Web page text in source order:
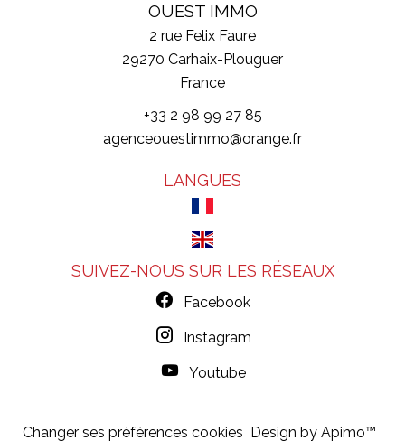
OUEST IMMO
2 rue Felix Faure
29270 Carhaix-Plouguer
France
+33 2 98 99 27 85
agenceouestimmo@orange.fr
LANGUES
SUIVEZ-NOUS SUR LES RÉSEAUX
Facebook
Instagram
Youtube
Changer ses préférences cookies Design by Apimo™